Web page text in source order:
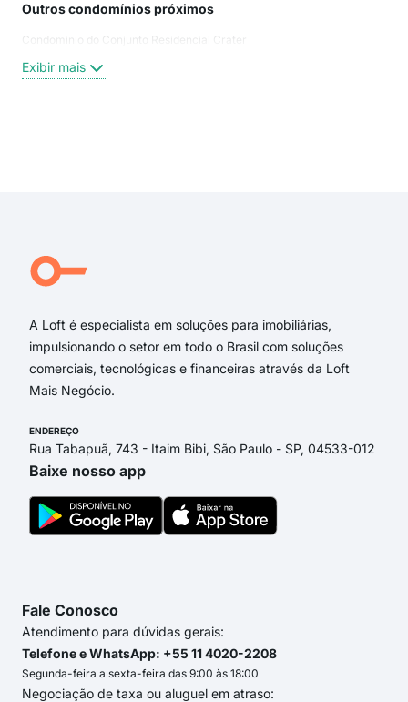
Outros condomínios próximos
Condominio do Conjunto Residencial Crater
Exibir mais
A Loft é especialista em soluções para imobiliárias,
impulsionando o setor em todo o Brasil com soluções
comerciais, tecnológicas e financeiras através da Loft
Mais Negócio.
ENDEREÇO
Rua Tabapuã, 743 - Itaim Bibi, São Paulo - SP, 04533-012
Baixe nosso app
Fale Conosco
Atendimento para dúvidas gerais:
Telefone e WhatsApp: +55 11 4020-2208
Segunda-feira a sexta-feira das 9:00 às 18:00
Negociação de taxa ou aluguel em atraso: